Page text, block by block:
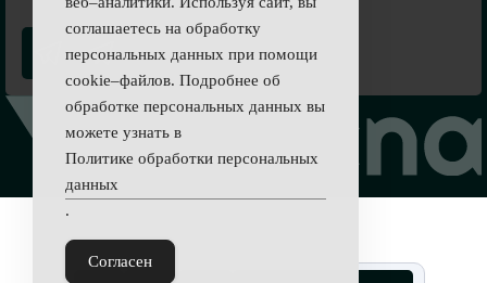
соглашаетесь на обработку
персональных данных при помощи
cookie–файлов. Подробнее об
обработке персональных данных вы
можете узнать в
Политике обработки персональных
данных
.
Согласен